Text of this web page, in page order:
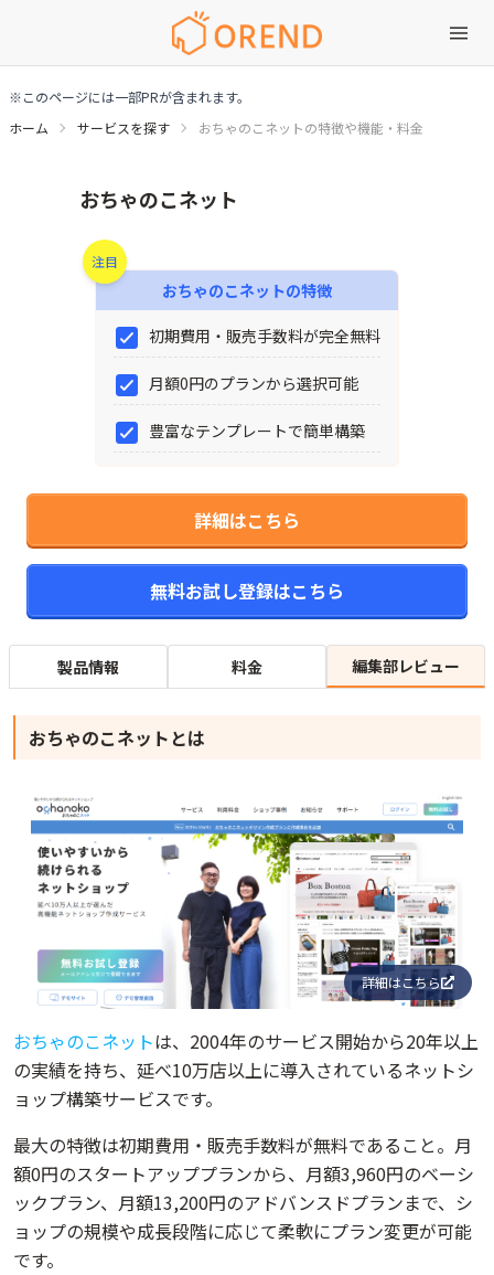
※このページには一部PRが含まれます。
ホーム
サービスを探す おちゃのこネットの特徴や機能・料金
おちゃのこネット
注目
おちゃのこネットの特徴
初期費用・販売手数料が完全無料
月額0円のプランから選択可能
豊富なテンプレートで簡単構築
詳細はこちら
無料お試し登録はこちら
製品情報 料金 編集部レビュー
おちゃのこネットとは
詳細はこちら
おちゃのこネットは、2004年のサービス開始から20年以上
の実績を持ち、延べ10万店以上に導入されているネットシ
ョップ構築サービスです。
最大の特徴は初期費用・販売手数料が無料であること。月
額0円のスタートアッププランから、月額3,960円のベーシ
ックプラン、月額13,200円のアドバンスドプランまで、シ
ョップの規模や成長段階に応じて柔軟にプラン変更が可能
です。